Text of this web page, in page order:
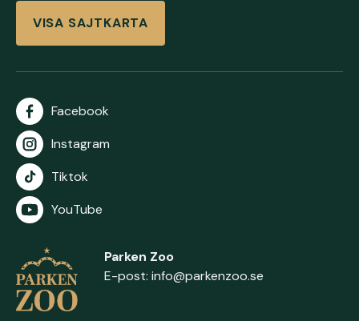
VISA SAJTKARTA
Facebook
Instagram
Tiktok
YouTube
Parken Zoo
E-post: info@parkenzoo.se